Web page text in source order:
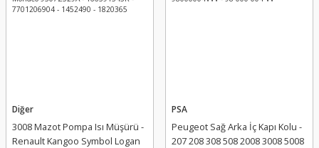
Diğer
3008 Mazot Pompa Isı Müşürü -
Renault Kangoo Symbol Logan
PSA
Peugeot Sağ Arka İç Kapı Kolu -
207 208 308 508 2008 3008 5008